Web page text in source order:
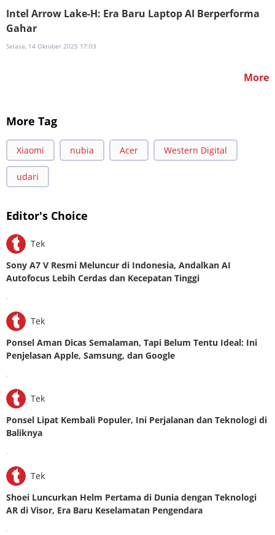
Intel Arrow Lake-H: Era Baru Laptop AI Berperforma
Gahar
Selasa, 14 Oktober 2025 17:03
More
More Tag
Xiaomi nubia Acer Western Digital
udari
Editor's Choice
Tek
Sony A7 V Resmi Meluncur di Indonesia, Andalkan AI
Autofocus Lebih Cerdas dan Kecepatan Tinggi
Tek
Ponsel Aman Dicas Semalaman, Tapi Belum Tentu Ideal: Ini
Penjelasan Apple, Samsung, dan Google
Tek
Ponsel Lipat Kembali Populer, Ini Perjalanan dan Teknologi di
Baliknya
Tek
Shoei Luncurkan Helm Pertama di Dunia dengan Teknologi
AR di Visor, Era Baru Keselamatan Pengendara